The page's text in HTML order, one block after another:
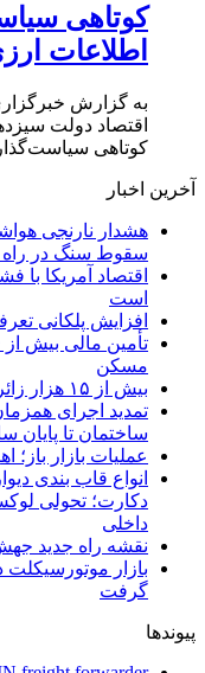
کوتاهی
اطلاعات
به گزارش
اقتصاد دولت
کوتاهی
آخرین اخبار
سقوط سنگ در
اقتصاد آمریکا با
است
افزایش پلکانی
مسکن
بیش از ۱۵ هزار زائر اربعین به البرز بازگشتند
ساختمان تا پایان
عملیات بازار
انواع قاب بندی
دکارت؛ تحولی
داخلی
نقشه راه جدید
بازار
گرفت
پیوندها